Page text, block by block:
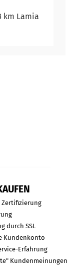
km Lamia
Zertifizierung
durch SSL
Kundenkonto
Erfahrung
Kundenmeinungen